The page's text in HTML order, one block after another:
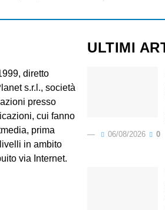
diretto
s.r.l., società
presso
cui fanno
prima
in ambito
via Internet.
ULTIMI
06/08/2026 0